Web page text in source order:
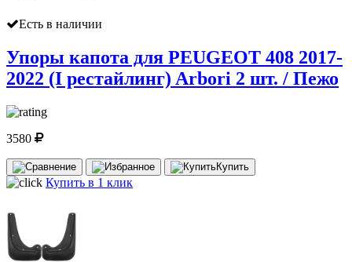
Есть в наличии
Упоры капота для PEUGEOT 408 2017-
2022 (I рестайлинг) Arbori 2 шт. / Пежо
3580
Купить
Купить в 1 клик